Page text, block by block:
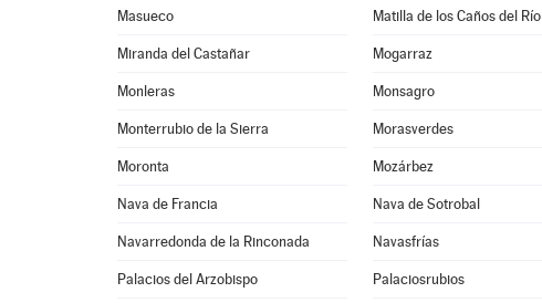
Masueco Matilla de los Caños del Río
Miranda del Castañar Mogarraz
Monleras Monsagro
Monterrubio de la Sierra Morasverdes
Moronta Mozárbez
Nava de Francia Nava de Sotrobal
Navarredonda de la Rinconada Navasfrías
Palacios del Arzobispo Palaciosrubios